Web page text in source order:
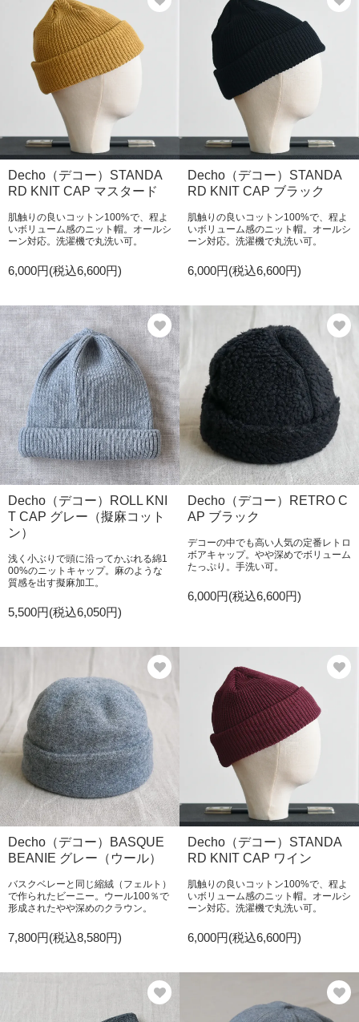
Decho（デコー）STANDA
RD KNIT CAP マスタード
肌触りの良いコットン100%で、程よ
いボリューム感のニット帽。オールシ
ーン対応。洗濯機で丸洗い可。
6,000円(税込6,600円)
Decho（デコー）STANDA
RD KNIT CAP ブラック
肌触りの良いコットン100%で、程よ
いボリューム感のニット帽。オールシ
ーン対応。洗濯機で丸洗い可。
6,000円(税込6,600円)
Decho（デコー）ROLL KNI
T CAP グレー（擬麻コット
ン）
浅く小ぶりで頭に沿ってかぶれる綿1
00%のニットキャップ。麻のような
質感を出す擬麻加工。
5,500円(税込6,050円)
Decho（デコー）RETRO C
AP ブラック
デコーの中でも高い人気の定番レトロ
ボアキャップ。やや深めでボリューム
たっぷり。手洗い可。
6,000円(税込6,600円)
Decho（デコー）BASQUE
BEANIE グレー（ウール）
バスクベレーと同じ縮絨（フェルト）
で作られたビーニー。ウール100％で
形成されたやや深めのクラウン。
7,800円(税込8,580円)
Decho（デコー）STANDA
RD KNIT CAP ワイン
肌触りの良いコットン100%で、程よ
いボリューム感のニット帽。オールシ
ーン対応。洗濯機で丸洗い可。
6,000円(税込6,600円)